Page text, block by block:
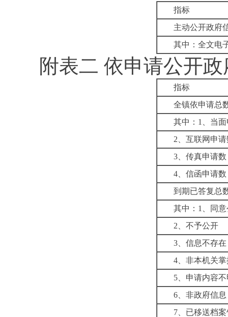
指标
主动公开政府
其中：全文电
附表二 依申请公开
指标
全镇依申请总
其中： 1
、当
2 、互联网申
3 、传真申请数
4 、信函申请数
到期已答复总
其中： 1
同
2 、不予公开
3 、信息不存在
4 、非本机关
5 、申请内容
6 、非政府信息
7 、已移送档